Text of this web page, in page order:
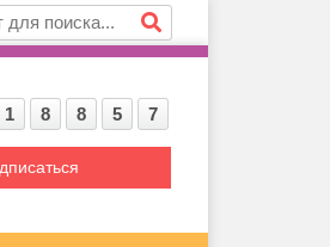
1 8 8 5 7